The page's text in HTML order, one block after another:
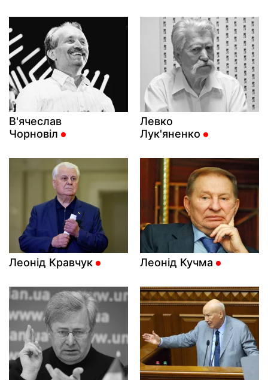
В'ячеслав
Чорновіл
Левко
Лук'яненко
Леонід Кравчук Леонід Кучма